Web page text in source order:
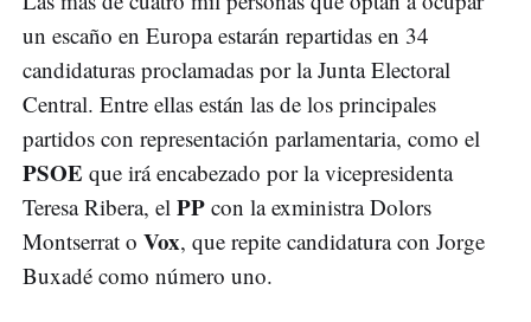
un escaño en Europa estarán repartidas en 34
candidaturas proclamadas por la Junta Electoral
Central. Entre ellas están las de los principales
partidos con representación parlamentaria, como el
PSOE que irá encabezado por la vicepresidenta
Teresa Ribera, el PP con la exministra Dolors
Montserrat o Vox, que repite candidatura con Jorge
Buxadé como número uno.